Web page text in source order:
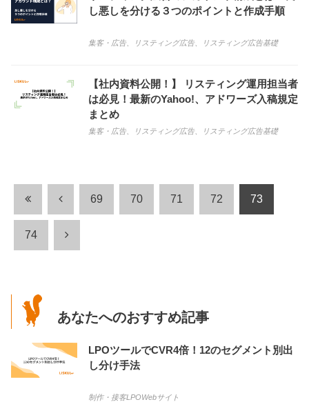
し悪しを分ける３つのポイントと作成手順
集客・広告、 リスティング広告、 リスティング広告基礎
【社内資料公開！】 リスティング運用担当者
は必見！最新のYahoo!、アドワーズ入稿規定
まとめ
集客・広告、 リスティング広告、 リスティング広告基礎
69 70 71 72 73
74
あなたへのおすすめ記事
LPOツールでCVR4倍！12のセグメント別出
し分け手法
制作・接客LPOWebサイト